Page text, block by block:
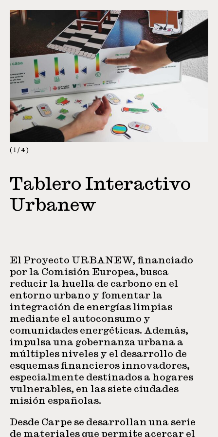
1 / 4
Tablero Interactivo
Urbanew
El Proyecto URBANEW, financiado
por la Comisión Europea, busca
reducir la huella de carbono en el
entorno urbano y fomentar la
integración de energías limpias
mediante el autoconsumo y
comunidades energéticas. Además,
impulsa una gobernanza urbana a
múltiples niveles y el desarrollo de
esquemas financieros innovadores,
especialmente destinados a hogares
vulnerables, en las siete ciudades
misión españolas.
Desde Carpe se desarrollan una serie
de materiales que permite acercar el